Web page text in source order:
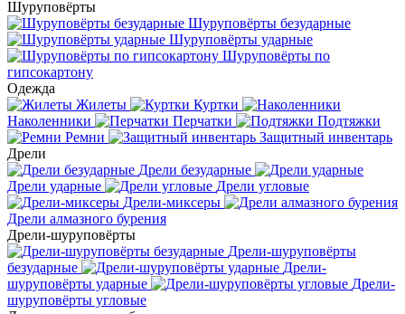
Шуруповёрты
Шуруповёрты безударные
Шуруповёрты ударные
Шуруповёрты по
гипсокартону
Одежда
Жилеты
Куртки
Наколенники
Перчатки
Подтяжки
Ремни
Защитный инвентарь
Дрели
Дрели безударные
Дрели ударные
Дрели угловые
Дрели-миксеры
Дрели алмазного бурения
Дрели-шуруповёрты
Дрели-шуруповёрты
безударные
Дрели-
шуруповёрты ударные
Дрели-
шуруповёрты угловые